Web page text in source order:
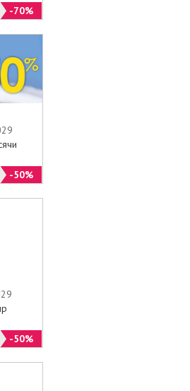
-70%
-50%
-50%